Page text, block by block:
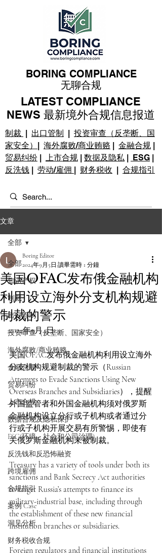
制裁 | 出口管制 | 投资审查（反垄断、国
家安全） | 海外腐败/商业贿赂 | 金融合规 |
贸易纠纷 | 上市合规 | 数据及隐私 | ESG |
反洗钱 | 劳动/雇佣 | 财务税收 | 合规指引
BORING COMPLIANCE
无聊合规
LATEST COMPLIANCE
NEWS 最新境外合规信息报道
文章
全部
知识产权
制裁
出口管制
投资审查（反垄断、国家安全）
海外腐败/商业贿赂
金融合规
贸易纠纷
上市合规
数据合规及隐私保护
ESG(环境、社会和公司治理)
反洗钱和反恐怖融资
跨境雇佣
合规指引
案例 Case
洞见分析
财务税收合规
全部
美国OFAC发布俄金融机构
利用设立海外分支机构规避
制裁的警示
Boring Editor
2024年9月5日 讀畢需時 1 分鐘
2024年9月4日
美国OFAC发布俄金融机构利用设立海外
分支机构规避制裁的警示（Russian
Attempts to Evade Sanctions Using New
Overseas Branches and Subsidiaries），提醒
外国监管者和外国金融机构须对俄罗斯
金融机构设立分行或子机构或者通过分
行或子机构开展交易有所警惕，即使有
关俄罗斯金融机构未被制裁。
Treasury has a variety of tools under both its
sanctions and Bank Secrecy Act authorities
to target Russia’s attempts to finance its
military-industrial base, including through
the establishment of these new financial
institution branches or subsidiaries.
Foreign regulators and financial institutions